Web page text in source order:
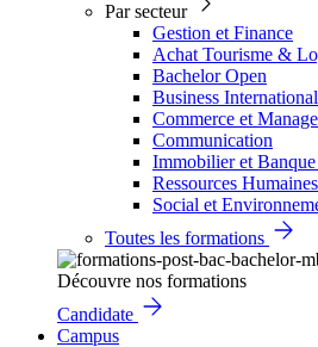
Par secteur
Gestion et Finance
Achat Tourisme &
Bachelor Open
Business International
Commerce et
Communication
Immobilier et Banque
Ressources
Social et
Toutes les formations
Découvre nos formations
Candidate
Campus